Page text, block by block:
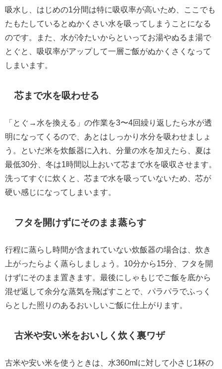
吸水し、はじめの1分間は特に吸収率が高いため、ここでも
たもたしているとぬかくさい水を吸ってしまうことになる
のです。また、水が冷たいからといってお湯やぬるま湯で
とぐと、吸収率がアップして一層ご飯がぬかくさくなって
しまいます。
芯まで水を吸わせる
「とぐ→水を換える」の作業を3〜4回繰り返したら水が透
明になってくるので、あとはしっかり水分を吸わせましょ
う。といだ米を炊飯器に入れ、分量の水を加えたら、夏は
最低30分、冬は1時間以上おいて芯まで水を吸収させます。
洗ってすぐに炊くと、芯まで水を吸っていないため、芯が
硬い感じになってしまいます。
フタを開けずにそのまま蒸らす
行程に蒸らし時間が含まれていない炊飯器の場合は、炊き
上がったらよく蒸らしましょう。10分から15分、フタを開
けずにそのまま置きます。最後にしゃもじでご飯を底から
混ぜ返して余分な蒸気を飛ばすことで、パラパラでふっく
らとした照りのあるおいしいご飯に仕上がります。
古米や安い米をおいしく炊く裏ワザ
古米や安い米を使うときは、水360mlに対して小さじ1杯の